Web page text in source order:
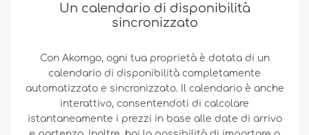
Un calendario di disponibilità
sincronizzato
Con Akomgo, ogni tua proprietà è dotata di un
calendario di disponibilità completamente
automatizzato e sincronizzato. Il calendario è anche
interattivo, consentendoti di calcolare
istantaneamente i prezzi in base alle date di arrivo